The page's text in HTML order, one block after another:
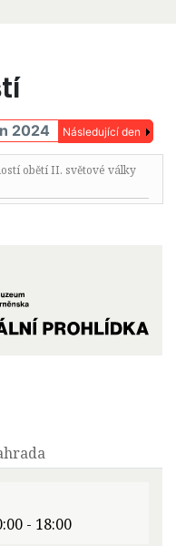
2024 Následující den
obětí II. světové války
- 18:00